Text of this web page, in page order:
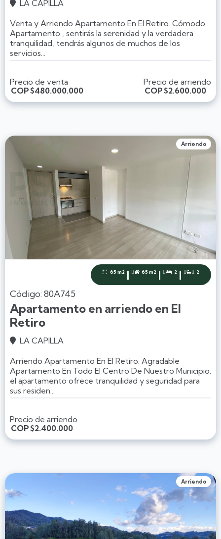
 LA CAPILLA
Venta y Arriendo Apartamento En El Retiro. Cómodo
Apartamento , sentirás la serenidad y la verdadera
tranquilidad, tendrás algunos de muchos de los
servicios...
Precio de venta
COP$480.000.000
Precio de arriendo
COP$2.600.000
Arriendo
 65 m2 |  65 m2 |  2 |  2
Código: 80A745
Apartamento en arriendo en El
Retiro
 LA CAPILLA
Arriendo Apartamento En El Retiro. Agradable
Apartamento En Todo El Centro De Nuestro Municipio.
el apartamento ofrece tranquilidad y seguridad para
sus residen...
Precio de arriendo
COP$2.400.000
Arriendo